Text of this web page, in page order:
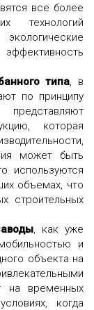
все более
технологий
типа , в
по принципу
которая
может быть
используются
объемах, что
строительных
, как уже
и
объекта на
на временных
когда